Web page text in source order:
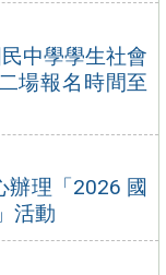
中學學生社會
場報名時間至
辦理「2026 國
活動